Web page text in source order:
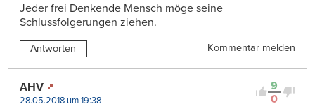
Jeder frei Denkende Mensch möge seine
Schlussfolgerungen ziehen.
Antworten Kommentar melden
9
0
AHV
28.05.2018 um 19:38